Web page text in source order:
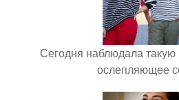
Сегодня наблюдала такую
ослепляющее